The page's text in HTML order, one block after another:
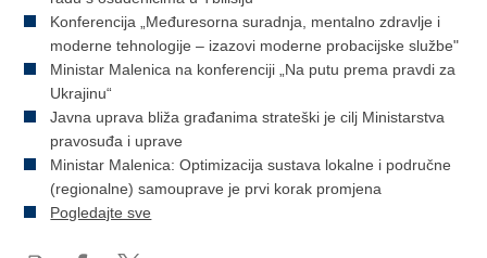
Konferencija „Međuresorna suradnja, mentalno zdravlje i
moderne tehnologije – izazovi moderne probacijske službe"
Ministar Malenica na konferenciji „Na putu prema pravdi za
Ukrajinu“
Javna uprava bliža građanima strateški je cilj Ministarstva
pravosuđa i uprave
Ministar Malenica: Optimizacija sustava lokalne i područne
(regionalne) samouprave je prvi korak promjena
Pogledajte sve